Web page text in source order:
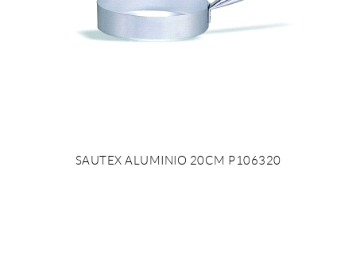
SAUTEX ALUMINIO 20CM P106320